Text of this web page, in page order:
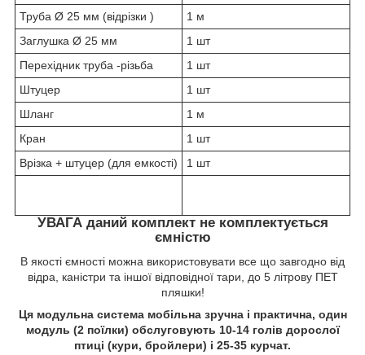
Труба Ø 25 мм (відрізки )
1 м
Заглушка Ø 25 мм
1 шт
Перехідник труба -різьба
1 шт
Штуцер
1 шт
Шланг
1 м
Кран
1 шт
Врізка + штуцер (для емкості)
1 шт
УВАГА даний комплект не комплектується
ємністю
В якості ємності можна використовувати все що завгодно від
відра, каністри та іншої відповідної тари, до 5 літрову ПЕТ
пляшки!
Ця модульна система мобільна зручна і практична, один
модуль (2 поїлки) обслуговують 10-14 голів дорослої
птиці (кури, бройлери) і 25-35 курчат.